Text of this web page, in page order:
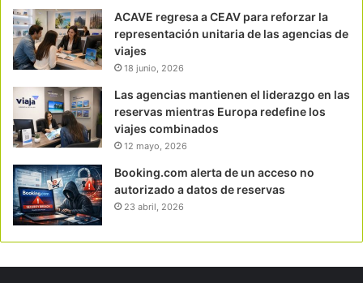
ACAVE regresa a CEAV para reforzar la
representación unitaria de las agencias de
viajes
18 junio, 2026
Las agencias mantienen el liderazgo en las
reservas mientras Europa redefine los
viajes combinados
12 mayo, 2026
Booking.com alerta de un acceso no
autorizado a datos de reservas
23 abril, 2026